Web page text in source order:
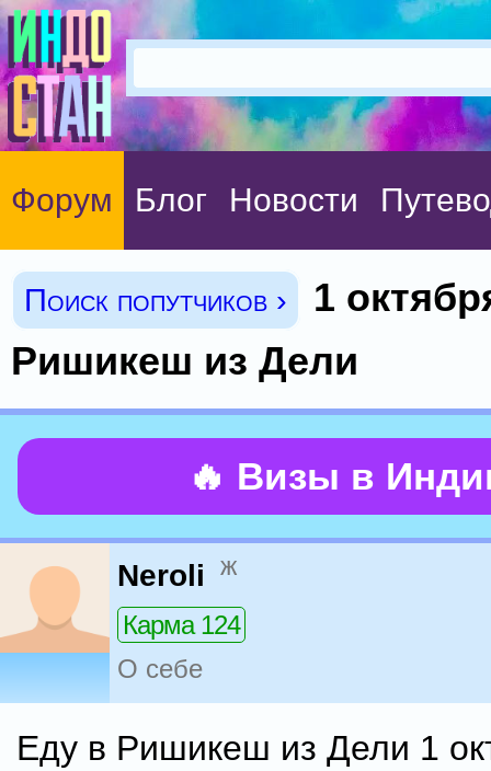
Форум Блог Новости
Поиск попутчиков ›
1
Ришикеш из Дели
🔥 Визы в
Neroli ж
Карма 124
О себе
Еду в Ришикеш из Дели 1